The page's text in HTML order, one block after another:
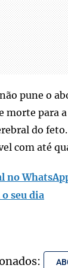
pune o
morte para
do feto.
com até
no
seu dia